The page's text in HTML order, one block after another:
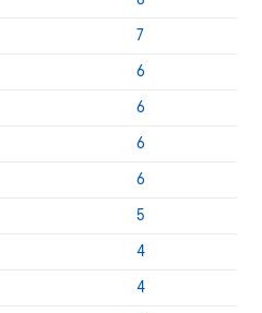
7
6
6
6
6
5
4
4